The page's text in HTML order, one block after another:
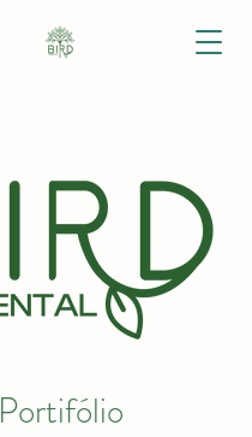
Portifólio